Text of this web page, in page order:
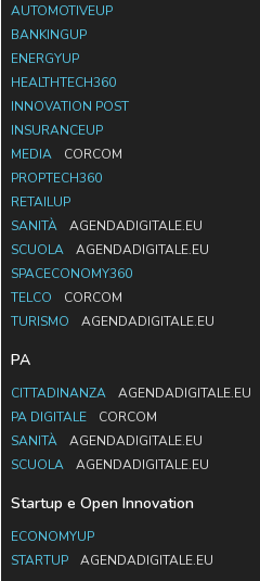
AUTOMOTIVEUP
BANKINGUP
ENERGYUP
HEALTHTECH360
INNOVATION POST
INSURANCEUP
MEDIA
CORCOM
PROPTECH360
RETAILUP
SANITÀ
AGENDADIGITALE.EU
SCUOLA
AGENDADIGITALE.EU
SPACECONOMY360
TELCO
CORCOM
TURISMO
AGENDADIGITALE.EU
PA
CITTADINANZA
AGENDADIGITALE.EU
PA DIGITALE
CORCOM
SANITÀ
AGENDADIGITALE.EU
SCUOLA
AGENDADIGITALE.EU
Startup e Open Innovation
ECONOMYUP
STARTUP
AGENDADIGITALE.EU